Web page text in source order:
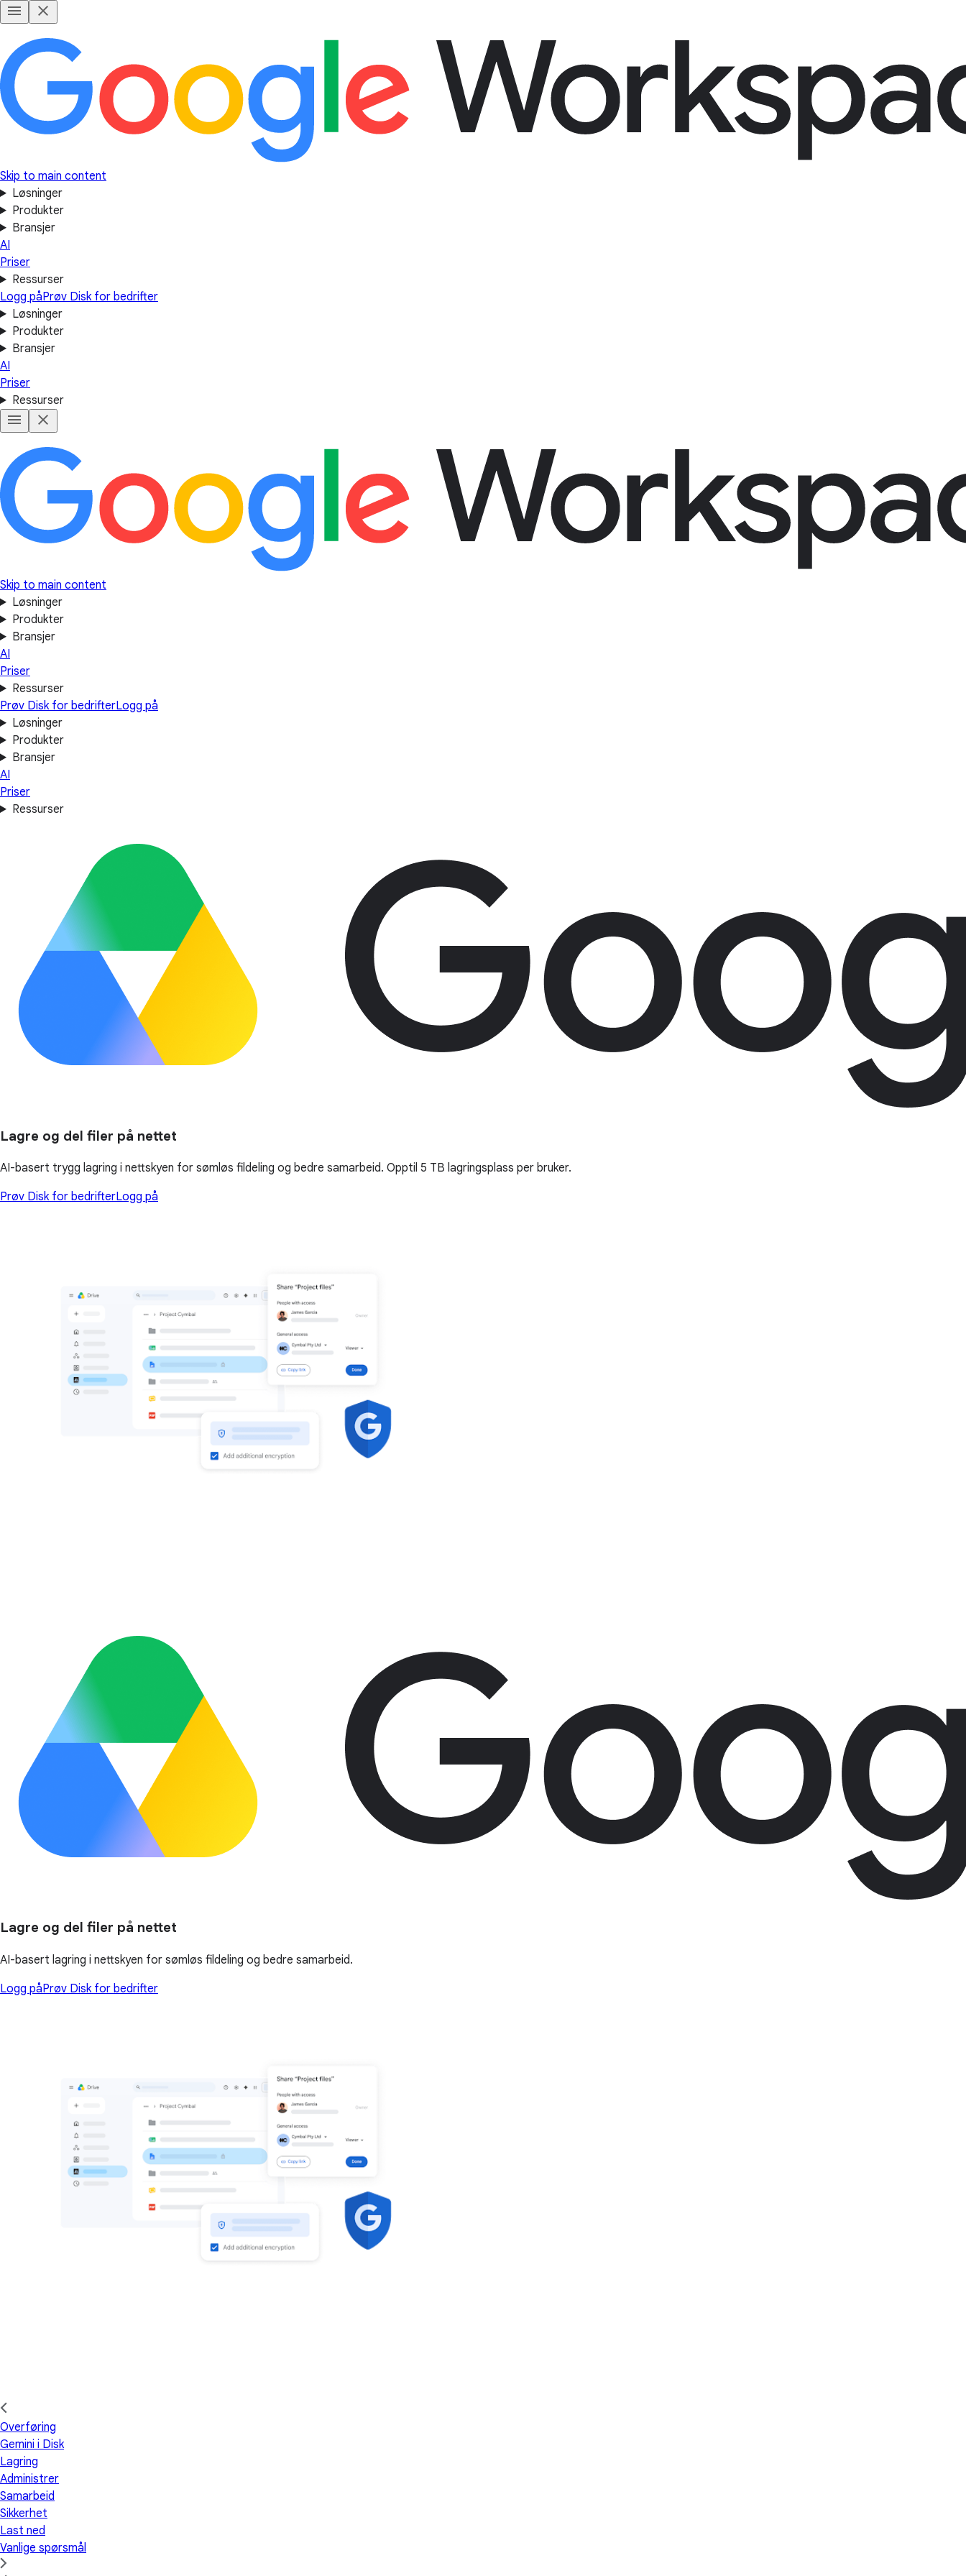
Skip to main content
Løsninger
Produkter
Bransjer
AI
Priser
Ressurser
Logg påPrøv Disk for bedrifter
Løsninger
Produkter
Bransjer
AI
Priser
Ressurser
Skip to main content
Løsninger
Produkter
Bransjer
AI
Priser
Ressurser
Prøv Disk for bedrifterLogg på
Løsninger
Produkter
Bransjer
AI
Priser
Ressurser
Lagre og del filer på nettet
AI-basert trygg lagring i nettskyen for sømløs fildeling og bedre samarbeid. Opptil 5 TB lagringsplass per bruker.
Prøv Disk for bedrifterLogg på
Lagre og del filer på nettet
AI-basert lagring i nettskyen for sømløs fildeling og bedre samarbeid.
Logg påPrøv Disk for bedrifter
Overføring
Gemini i Disk
Lagring
Administrer
Samarbeid
Sikkerhet
Last ned
Vanlige spørsmål